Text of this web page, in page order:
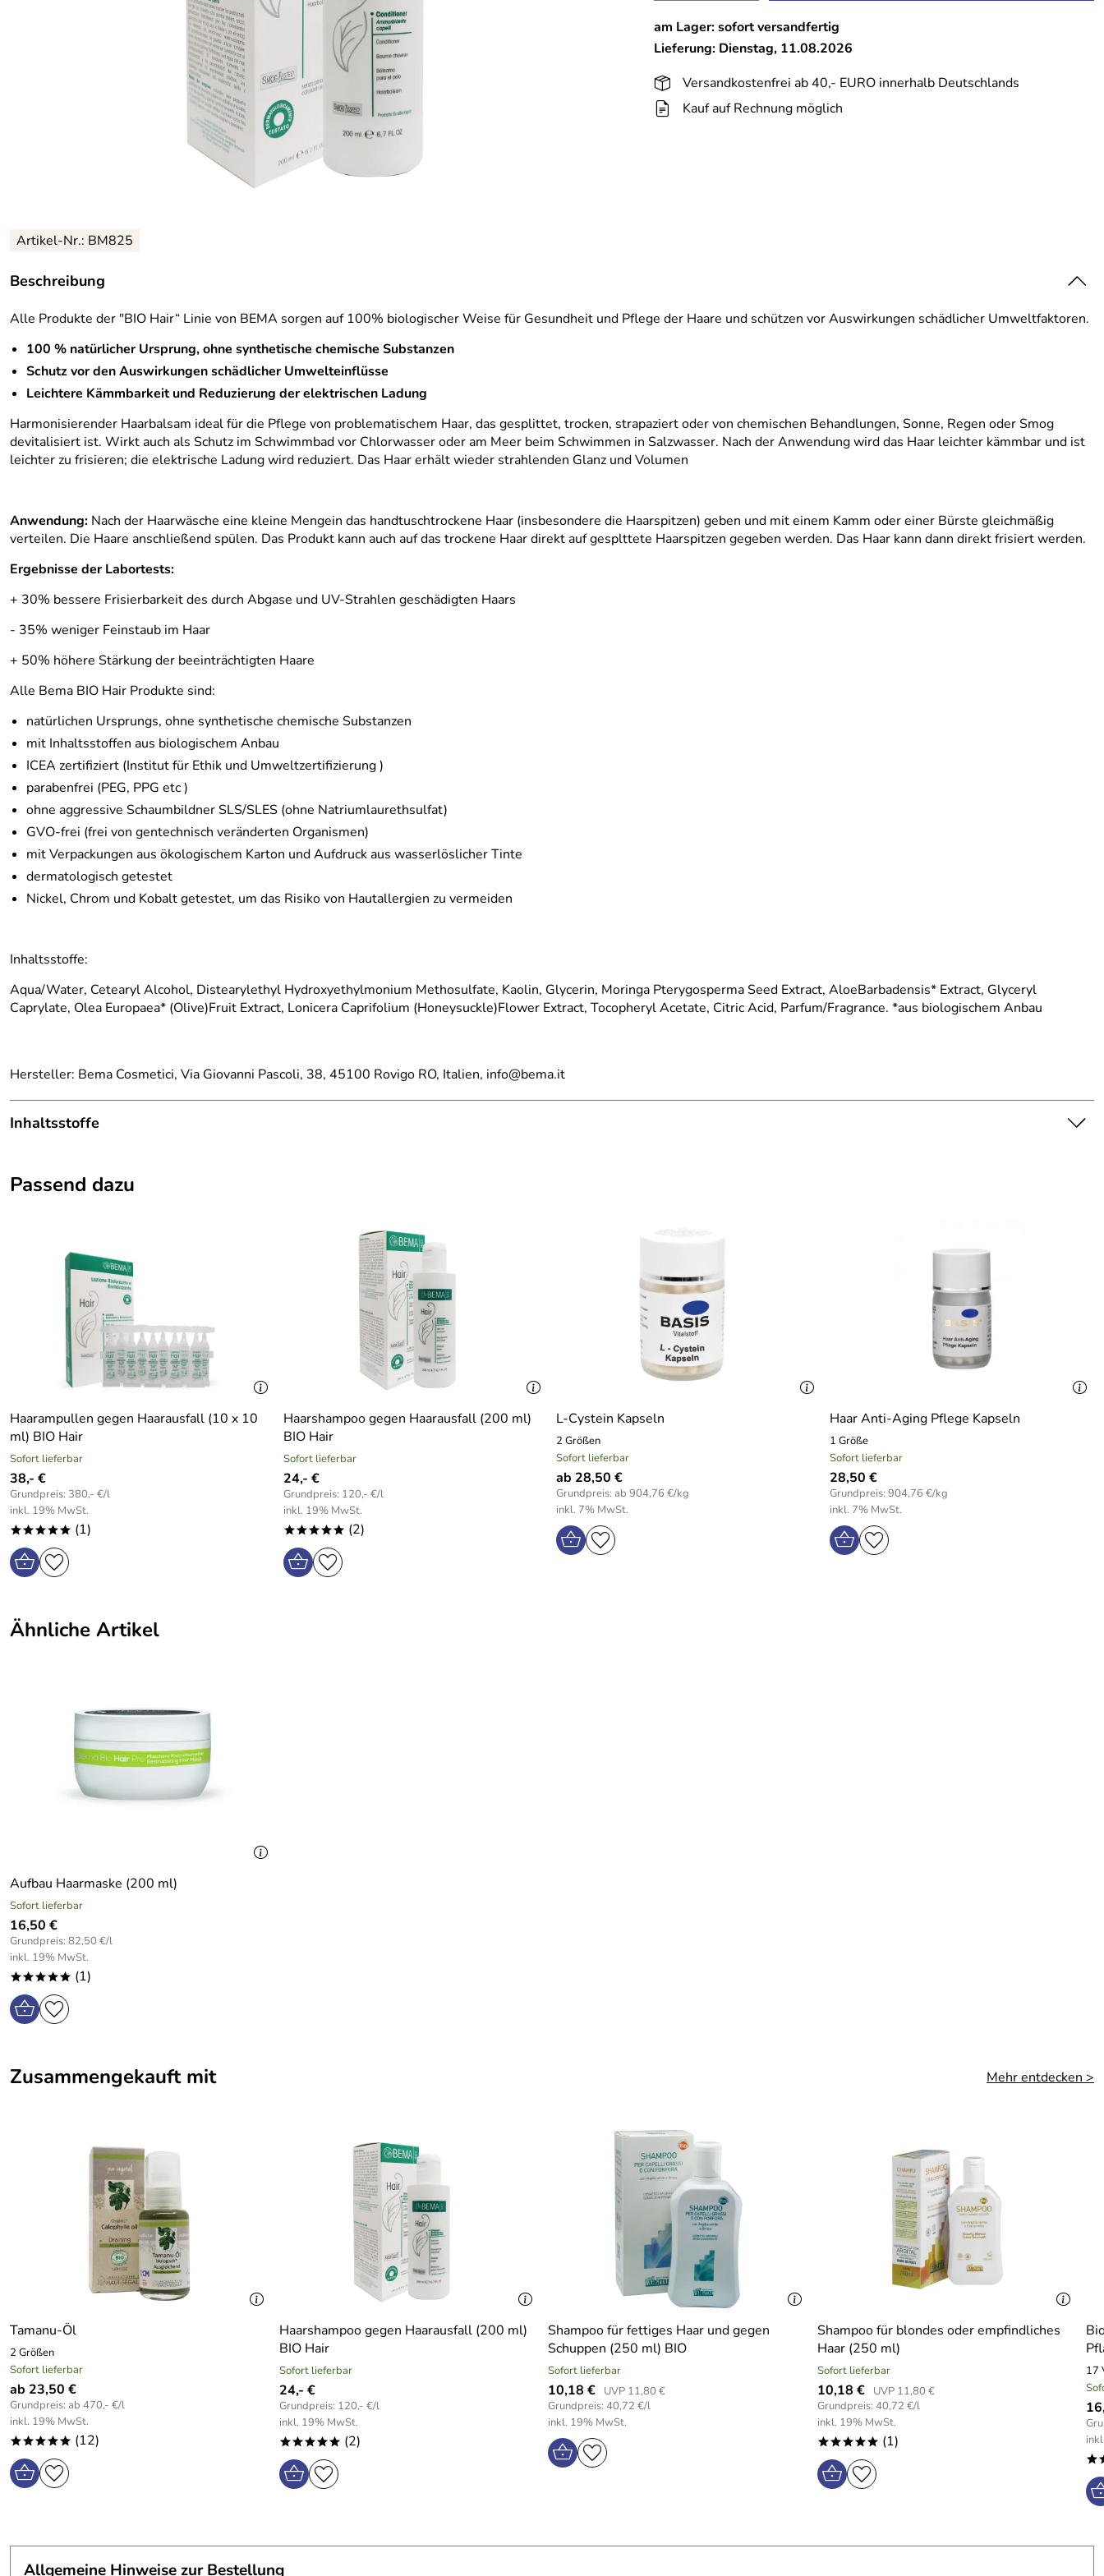
am Lager: sofort versandfertig
Lieferung: Dienstag, 11.08.2026
Versandkostenfrei ab 40,- EURO innerhalb Deutschlands
Kauf auf Rechnung möglich
Artikel-Nr.: BM825
Beschreibung
Alle Produkte der "BIO Hair“ Linie von BEMA sorgen auf 100% biologischer Weise für Gesundheit und Pflege der Haare und schützen vor Auswirkungen schädlicher Umweltfaktoren.
100 % natürlicher Ursprung, ohne synthetische chemische Substanzen
Schutz vor den Auswirkungen schädlicher Umwelteinflüsse
Leichtere Kämmbarkeit und Reduzierung der elektrischen Ladung
Harmonisierender Haarbalsam ideal für die Pflege von problematischem Haar, das gesplittet, trocken, strapaziert oder von chemischen Behandlungen, Sonne, Regen oder Smog
devitalisiert ist. Wirkt auch als Schutz im Schwimmbad vor Chlorwasser oder am Meer beim Schwimmen in Salzwasser. Nach der Anwendung wird das Haar leichter kämmbar und ist
leichter zu frisieren; die elektrische Ladung wird reduziert. Das Haar erhält wieder strahlenden Glanz und Volumen
Anwendung: Nach der Haarwäsche eine kleine Mengein das handtuschtrockene Haar (insbesondere die Haarspitzen) geben und mit einem Kamm oder einer Bürste gleichmäßig
verteilen. Die Haare anschließend spülen. Das Produkt kann auch auf das trockene Haar direkt auf gesplttete Haarspitzen gegeben werden. Das Haar kann dann direkt frisiert werden.
Ergebnisse der Labortests:
+ 30% bessere Frisierbarkeit des durch Abgase und UV-Strahlen geschädigten Haars
- 35% weniger Feinstaub im Haar
+ 50% höhere Stärkung der beeinträchtigten Haare
Alle Bema BIO Hair Produkte sind:
natürlichen Ursprungs, ohne synthetische chemische Substanzen
mit Inhaltsstoffen aus biologischem Anbau
ICEA zertifiziert (Institut für Ethik und Umweltzertifizierung )
parabenfrei (PEG, PPG etc )
ohne aggressive Schaumbildner SLS/SLES (ohne Natriumlaurethsulfat)
GVO-frei (frei von gentechnisch veränderten Organismen)
mit Verpackungen aus ökologischem Karton und Aufdruck aus wasserlöslicher Tinte
dermatologisch getestet
Nickel, Chrom und Kobalt getestet, um das Risiko von Hautallergien zu vermeiden
Inhaltsstoffe:
Aqua/Water, Cetearyl Alcohol, Distearylethyl Hydroxyethylmonium Methosulfate, Kaolin, Glycerin, Moringa Pterygosperma Seed Extract, AloeBarbadensis* Extract, Glyceryl
Caprylate, Olea Europaea* (Olive)Fruit Extract, Lonicera Caprifolium (Honeysuckle)Flower Extract, Tocopheryl Acetate, Citric Acid, Parfum/Fragrance. *aus biologischem Anbau
Hersteller: Bema Cosmetici, Via Giovanni Pascoli, 38, 45100 Rovigo RO, Italien, info@bema.it
Inhaltsstoffe
Caprylate, Olea Europaea* (Olive)Fruit Extract, Lonicera Caprifolium (Honeysuckle)Flower Extract, Tocopheryl Acetate, Citric Acid, Parfum/Fragrance. *aus biologischem Anbau
Passend dazu
Haarampullen gegen Haarausfall (10 x 10
ml) BIO Hair
Sofort lieferbar
38,- €
Grundpreis: 380,- €/l
inkl. 19% MwSt.
***** (1)
Haarshampoo gegen Haarausfall (200 ml)
BIO Hair
Sofort lieferbar
24,- €
Grundpreis: 120,- €/l
inkl. 19% MwSt.
***** (2)
L-Cystein Kapseln
2 Größen
Sofort lieferbar
ab 28,50 €
Grundpreis: ab 904,76 €/kg
inkl. 7% MwSt.
Haar Anti-Aging Pflege Kapseln
1 Größe
Sofort lieferbar
28,50 €
Grundpreis: 904,76 €/kg
inkl. 7% MwSt.
Ähnliche Artikel
Aufbau Haarmaske (200 ml)
Sofort lieferbar
16,50 €
Grundpreis: 82,50 €/l
inkl. 19% MwSt.
***** (1)
Zusammengekauft mit Mehr entdecken >
Tamanu-Öl
2 Größen
Sofort lieferbar
ab 23,50 €
Grundpreis: ab 470,- €/l
inkl. 19% MwSt.
***** (12)
Haarshampoo gegen Haarausfall (200 ml)
BIO Hair
Sofort lieferbar
24,- €
Grundpreis: 120,- €/l
inkl. 19% MwSt.
***** (2)
Shampoo für fettiges Haar und gegen
Schuppen (250 ml) BIO
Sofort lieferbar
10,18 €
UVP 11,80 €
Grundpreis: 40,72 €/l
inkl. 19% MwSt.
Shampoo für blondes oder empfindliches
Haar (250 ml)
Sofort lieferbar
10,18 €
UVP 11,80 €
Grundpreis: 40,72 €/l
inkl. 19% MwSt.
***** (1)
17
Allgemeine Hinweise zur Bestellung